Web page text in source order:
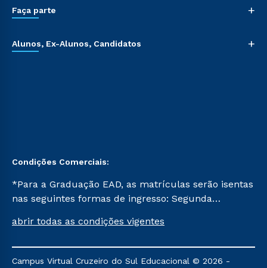
Faça parte +
Alunos, Ex-Alunos, Candidatos +
Condições Comerciais:
*Para a Graduação EAD, as matrículas serão isentas
nas seguintes formas de ingresso: Segunda
Já para as demais, a taxa de matrícula será de R$
mencionadas são referentes aos cursos: Ensino
abrir todas as condições vigentes
Campus Virtual Cruzeiro do Sul Educacional © 2026 -